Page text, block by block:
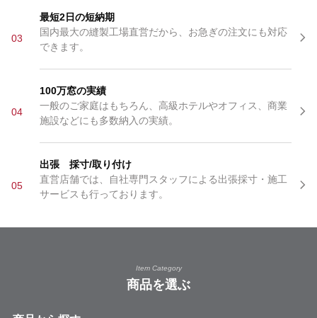
03
最短2日の短納期
国内最大の縫製工場直営だから、お急ぎの注文にも対応
できます。
04
100万窓の実績
一般のご家庭はもちろん、高級ホテルやオフィス、商業
施設などにも多数納入の実績。
05
出張 採寸/取り付け
直営店舗では、自社専門スタッフによる出張採寸・施工
サービスも行っております。
Item Category
商品を選ぶ